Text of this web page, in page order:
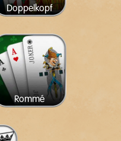
Doppelkopf
Rommé